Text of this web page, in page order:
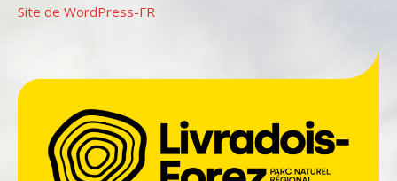
Site de WordPress-FR